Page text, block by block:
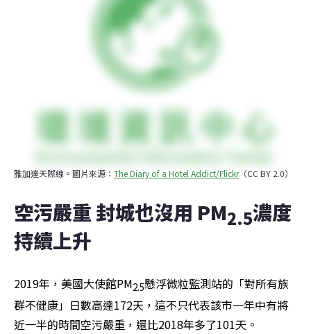
雅加達天際線。圖片來源： The Diary of a Hotel Addict/Flickr（CC BY 2.0）
空污嚴重 封城也沒用 PM2.5濃度
持續上升
2019年，美國大使館PM2.5懸浮微粒監測站的「對所有族
群不健康」日數高達172天，這不只代表該市一年中有將
近一半的時間空污嚴重，還比2018年多了101天。